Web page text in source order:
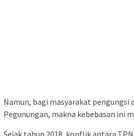
Namun, bagi masyarakat pengungsi
Pegunungan, makna kebebasan ini
Sejak tahun 2018, konflik antara